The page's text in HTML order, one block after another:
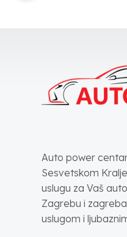
Auto power
Sesvetskom
uslugu za Vaš
Zagrebu i
uslugom i